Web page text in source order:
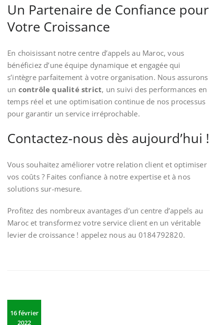
Un Partenaire de Confiance pour
Votre Croissance
En choisissant notre centre d’appels au Maroc, vous
bénéficiez d’une équipe dynamique et engagée qui
s’intègre parfaitement à votre organisation. Nous assurons
un contrôle qualité strict, un suivi des performances en
temps réel et une optimisation continue de nos processus
pour garantir un service irréprochable.
Contactez-nous dès aujourd’hui !
Vous souhaitez améliorer votre relation client et optimiser
vos coûts ? Faites confiance à notre expertise et à nos
solutions sur-mesure.
Profitez des nombreux avantages d’un centre d’appels au
Maroc et transformez votre service client en un véritable
levier de croissance ! appelez nous au 0184792820.
16 février
2022